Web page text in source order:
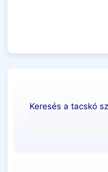
Keresés a tacskó